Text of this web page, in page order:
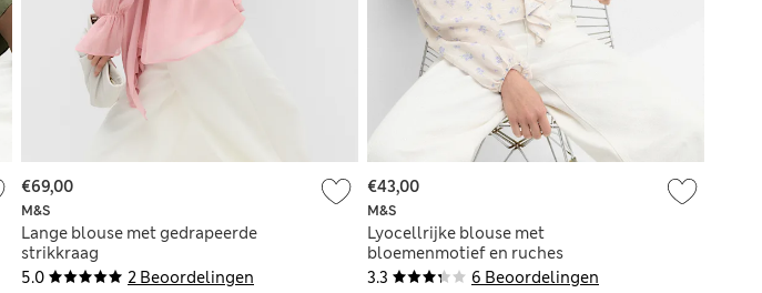
5.0 2 Beoordelingen
M&S
Lange blouse met gedrapeerde
strikkraag
€69,00
3.3 6 Beoordelingen
M&S
Lyocellrijke blouse met
bloemenmotief en ruches
€43,00